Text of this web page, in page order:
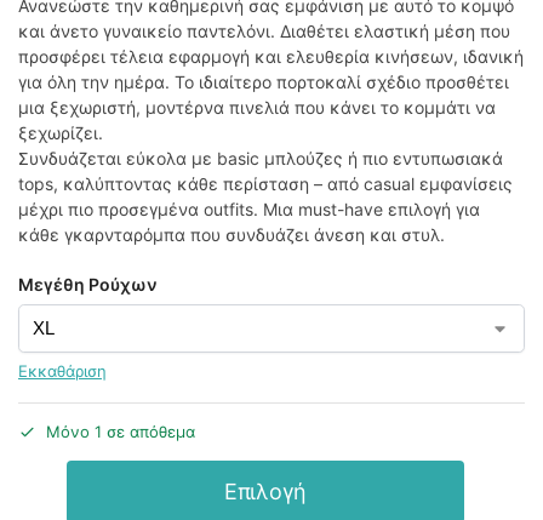
Ανανεώστε την καθημερινή σας εμφάνιση με αυτό το κομψό
και άνετο γυναικείο παντελόνι. Διαθέτει ελαστική μέση που
προσφέρει τέλεια εφαρμογή και ελευθερία κινήσεων, ιδανική
για όλη την ημέρα. Το ιδιαίτερο πορτοκαλί σχέδιο προσθέτει
μια ξεχωριστή, μοντέρνα πινελιά που κάνει το κομμάτι να
ξεχωρίζει.
Συνδυάζεται εύκολα με basic μπλούζες ή πιο εντυπωσιακά
tops, καλύπτοντας κάθε περίσταση – από casual εμφανίσεις
μέχρι πιο προσεγμένα outfits. Μια must-have επιλογή για
κάθε γκαρνταρόμπα που συνδυάζει άνεση και στυλ.
Μεγέθη Ρούχων
Εκκαθάριση
Μόνο 1 σε απόθεμα
Επιλογή